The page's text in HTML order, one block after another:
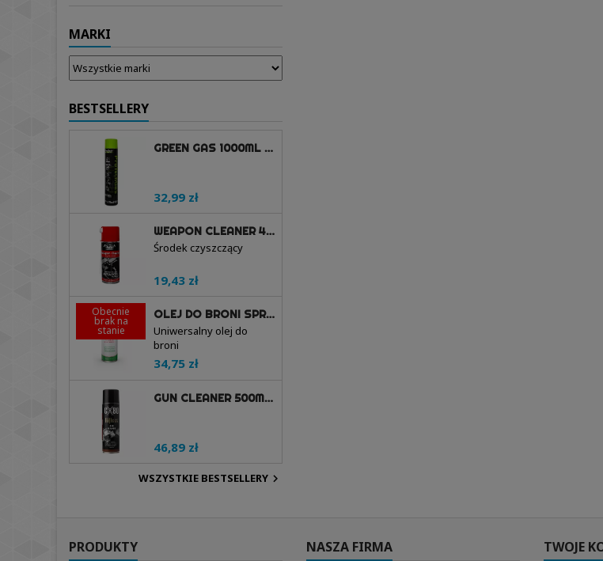
MARKI
BESTSELLERY
GREEN GAS 1000ML - PROTECH GUNS
32,99 zł
WEAPON CLEANER 400ML AEROZOL - PROTECH GUNS
Środek czyszczący
19,43 zł
Obecnie
brak na
stanie
OLEJ DO BRONI SPRAY 200ML - BALLISTOL
Uniwersalny olej do
broni
34,75 zł
GUN CLEANER 500ML - RIFLECX
46,89 zł
WSZYSTKIE BESTSELLERY 
PRODUKTY NASZA FIRMA TWOJE